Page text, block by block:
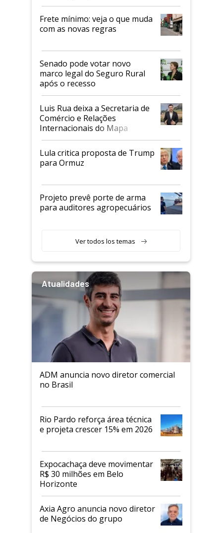
Frete mínimo: veja o que muda
com as novas regras
Senado pode votar novo
marco legal do Seguro Rural
após o recesso
Luis Rua deixa a Secretaria de
Comércio e Relações
Internacionais do Mapa
Lula critica proposta de Trump
para Ormuz
Projeto prevê porte de arma
para auditores agropecuários
Ver todos los temas
Atualidades
ADM anuncia novo diretor comercial
no Brasil
Rio Pardo reforça área técnica
e projeta crescer 15% em 2026
Expocachaça deve movimentar
R$ 30 milhões em Belo
Horizonte
Axia Agro anuncia novo diretor
de Negócios do grupo